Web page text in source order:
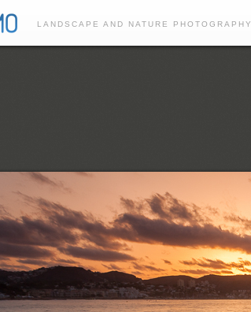
LANDSCAPE AND NATURE PHOTOGRAPHY